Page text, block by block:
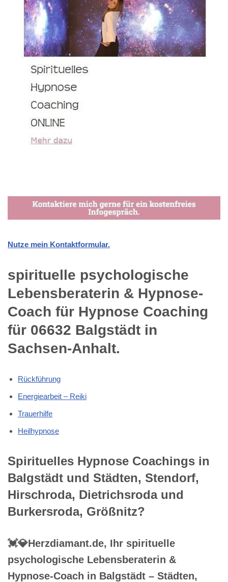
Nutze mein Kontaktformular.
spirituelle psychologische
Lebensberaterin & Hypnose-
Coach für Hypnose Coaching
für 06632 Balgstädt in
Sachsen-Anhalt.
Rückführung
Energiearbeit – Reiki
Trauerhilfe
Heilhypnose
Spirituelles Hypnose Coachings in
Balgstädt und Städten, Stendorf,
Hirschroda, Dietrichsroda und
Burkersroda, Größnitz?
💓️💎Herzdiamant.de, Ihr spirituelle
psychologische Lebensberaterin &
Hypnose-Coach in Balgstädt – Städten,